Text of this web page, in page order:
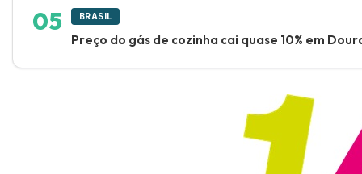
BRASIL
Preço do gás de cozinha cai quase 10% em